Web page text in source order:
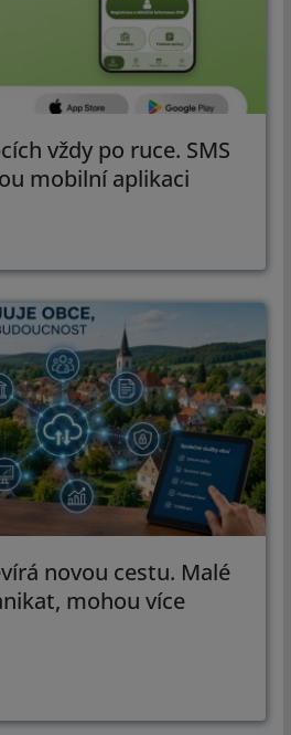
vždy po ruce. SMS
mobilní aplikaci
novou cestu. Malé
mohou více